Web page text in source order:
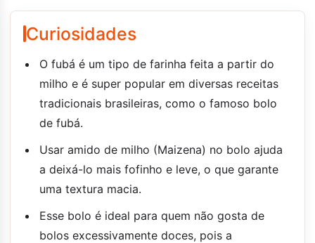
Curiosidades
O fubá é um tipo de farinha feita a partir do
milho e é super popular em diversas receitas
tradicionais brasileiras, como o famoso bolo
de fubá.
Usar amido de milho (Maizena) no bolo ajuda
a deixá-lo mais fofinho e leve, o que garante
uma textura macia.
Esse bolo é ideal para quem não gosta de
bolos excessivamente doces, pois a